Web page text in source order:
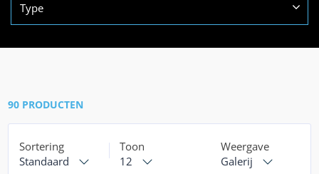
Type
90 PRODUCTEN
Sortering
Standaard
Toon
12
Weergave
Galerij